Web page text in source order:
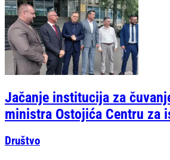
Jačanje institucija za
ministra Ostojića Centru za
Društvo